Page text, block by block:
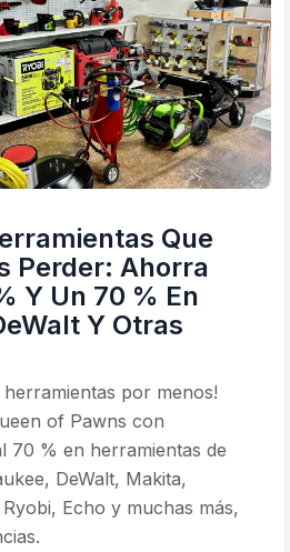
Que
Perder: Ahorra
Y Un 70 % En
Y Otras
herramientas por menos!
of Pawns con
70 % en herramientas de
DeWalt, Makita,
Echo y muchas más,